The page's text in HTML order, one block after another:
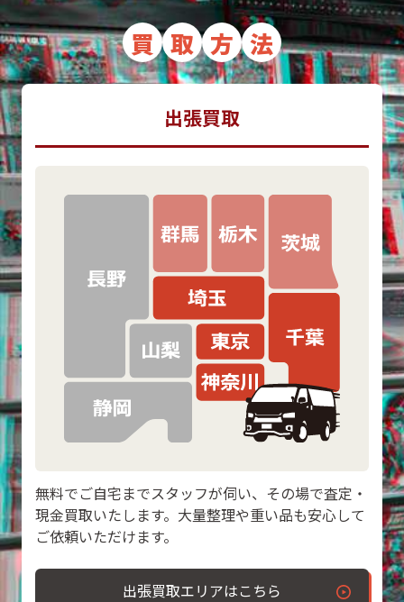
買 取 方 法
出張買取
無料でご自宅までスタッフが伺い、その場で査定・
現金買取いたします。大量整理や重い品も安心して
ご依頼いただけます。
出張買取エリアはこちら